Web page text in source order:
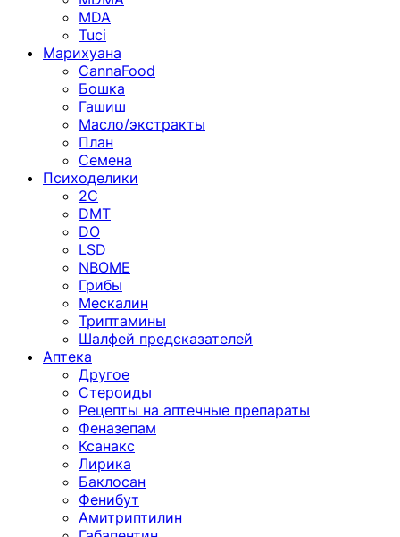
MDA
Tuci
Марихуана
CannaFood
Бошка
Гашиш
Масло/экстракты
План
Семена
Психоделики
2C
DMT
DO
LSD
NBOME
Грибы
Мескалин
Триптамины
Шалфей предсказателей
Аптека
Другое
Стероиды
Рецепты на аптечные препараты
Феназепам
Ксанакс
Лирика
Баклосан
Фенибут
Амитриптилин